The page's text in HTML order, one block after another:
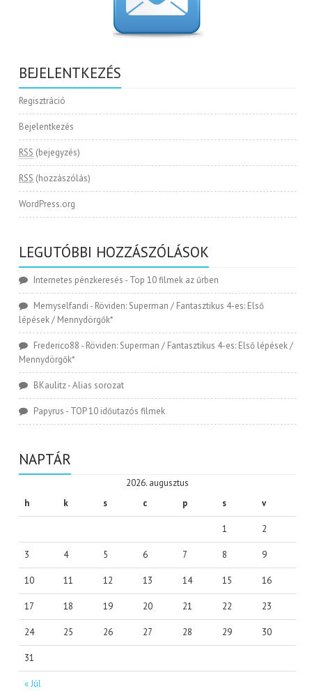
BEJELENTKEZÉS
Regisztráció
Bejelentkezés
RSS (bejegyzés)
RSS (hozzászólás)
WordPress.org
LEGUTÓBBI HOZZÁSZÓLÁSOK
Internetes pénzkeresés - Top 10 filmek az űrben
Memyselfandi - Röviden: Superman / Fantasztikus 4-es: Első
lépések / Mennydörgők*
Frederico88 - Röviden: Superman / Fantasztikus 4-es: Első lépések /
Mennydörgők*
BKaulitz-Alias sorozat
Papyrus - TOP 10 időutazós filmek
NAPTÁR
2026. augusztus
h
k s c p s v
« Júl
1 2
3 4 5 6 7 8 9
10 11 12 13 14 15 16
17 18 19 20 21 22 23
24 25 26 27 28 29 30
31